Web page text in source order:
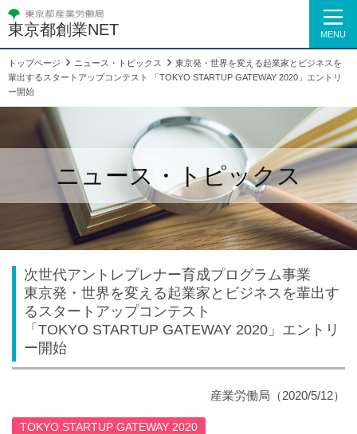
東京都創業NET MENU
トップページ ニュース・トピックス
東京発・世界を変える起業家とビジネスを
輩出するスタートアップコンテスト 「TOKYO STARTUP GATEWAY 2020」エントリ
ー開始
ニュース・トピックス
次世代アントレプレナー育成プログラム事業
東京発・世界を変える起業家とビジネスを輩出す
るスタートアップコンテスト
「TOKYO STARTUP GATEWAY 2020」エントリ
ー開始
産業労働局 （2020/5/12）
TOKYO STARTUP GATEWAY 2020